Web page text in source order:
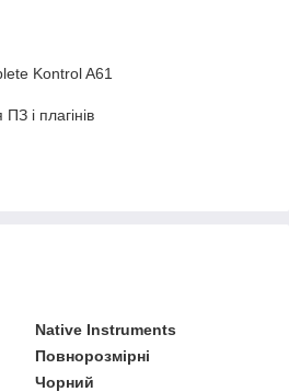
Kontrol A61
і плагінів
Native Instruments
Повнорозмірні
Чорний